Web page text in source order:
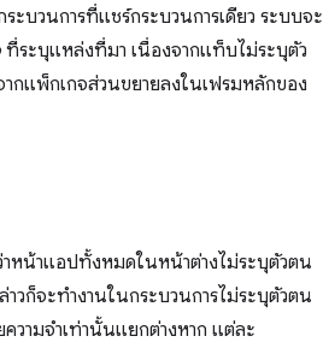
ะบวนการที่แชร์กระบวนการเดียว ระบบจะ
ที่ระบุแหล่งที่มา เนื่องจากแท็บไม่ระบุตัว
กแพ็กเกจส่วนขยายลงในเฟรมหลักของ
าหน้าแอปทั้งหมดในหน้าต่างไม่ระบุตัวตน
วก็จะทำงานในกระบวนการไม่ระบุตัวตน
ามจำเท่านั้นแยกต่างหาก แต่ละ